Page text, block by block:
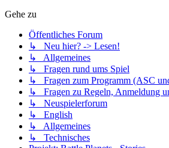
Gehe zu
Öffentliches Forum
↳ Neu hier? -> Lesen!
↳ Allgemeines
↳ Fragen rund ums Spiel
↳ Fragen zum Programm (ASC
↳ Fragen zu Regeln, Anmeldung
↳ Neuspielerforum
↳ English
↳ Allgemeines
↳ Technisches